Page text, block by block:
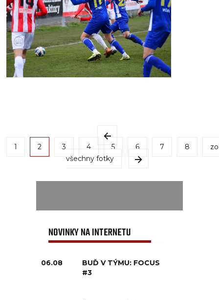
1 2 3 4 5 6 7 8
všechny fotky
NOVINKY NA INTERNETU
06.08
BUĎ V TÝMU: FOCUS
#3